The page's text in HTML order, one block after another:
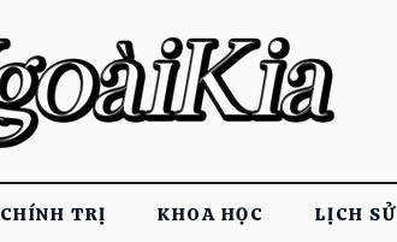
CHÍNH TRỊ KHOA HỌC LỊCH SỬ